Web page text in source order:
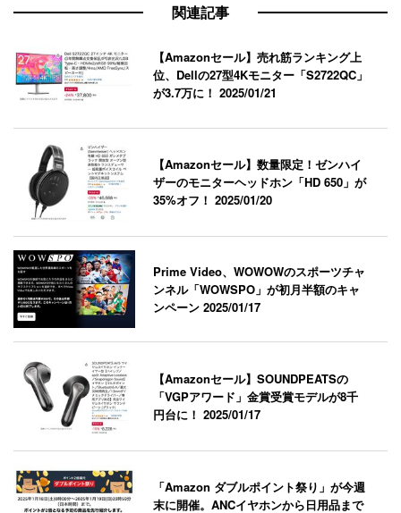
関連記事
【Amazonセール】売れ筋ランキング上
位、Dellの27型4Kモニター「S2722QC」
が3.7万に！2025/01/21
【Amazonセール】数量限定！ゼンハイ
ザーのモニターヘッドホン「HD 650」が
35%オフ！2025/01/20
Prime Video、WOWOWのスポーツチャ
ンネル「WOWSPO」が初月半額のキャ
ンペーン2025/01/17
【Amazonセール】SOUNDPEATSの
「VGPアワード」金賞受賞モデルが8千
円台に！2025/01/17
「Amazon ダブルポイント祭り」が今週
末に開催。ANCイヤホンから日用品まで